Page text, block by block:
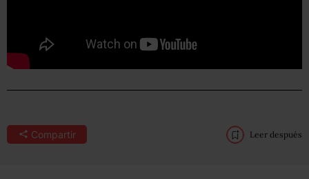
Compartir Leer después